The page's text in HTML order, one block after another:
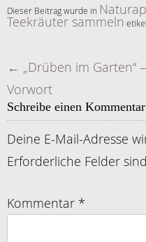
Dieser Beitrag wurde in
Teekräuter sammeln
Artikelnavigation
← „Drüben im Garten“ –
Vorwort
Schreibe einen Kommentar
Deine E-Mail-Adresse
Erforderliche Felder
Kommentar *